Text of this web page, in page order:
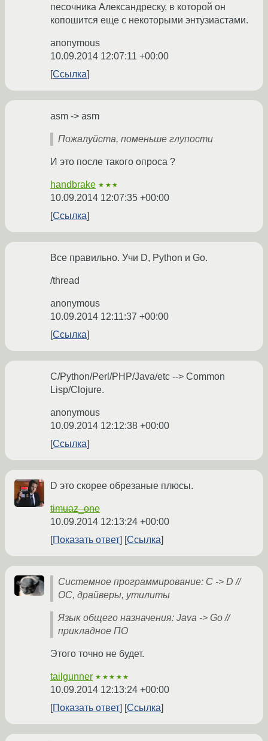
песочника Александреску, в которой он
копошится еще с некоторыми энтузиастами.
anonymous
10.09.2014 12:07:11 +00:00
Ссылка
asm -> asm
Пожалуйста, поменьше глупости
И это после такого опроса ?
handbrake ★★★
10.09.2014 12:07:35 +00:00
Ссылка
Все правильно. Учи D, Python и Go.
/thread
anonymous
10.09.2014 12:11:37 +00:00
Ссылка
C/Python/Perl/PHP/Java/etc --> Common
Lisp/Clojure.
anonymous
10.09.2014 12:12:38 +00:00
Ссылка
D это скорее обрезаные плюсы.
timuaz_one
10.09.2014 12:13:24 +00:00
Показать ответ
Ссылка
Системное программирование: C -> D //
ОС, драйверы, утилиты
Язык общего назначения: Java -> Go //
прикладное ПО
Этого точно не будет.
tailgunner ★★★★★
10.09.2014 12:13:24 +00:00
Показать ответ
Ссылка